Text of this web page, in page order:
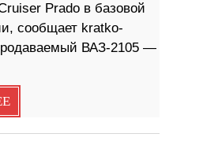
Prado в базовой
сообщает kratko-
ВАЗ-2105 —